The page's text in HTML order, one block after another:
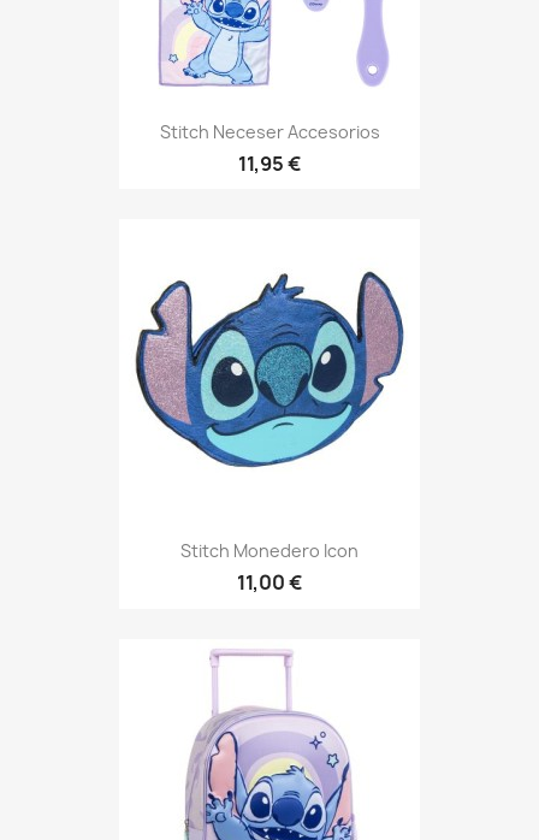
Stitch Neceser Accesorios
11,95 €
Stitch Monedero Icon
11,00 €